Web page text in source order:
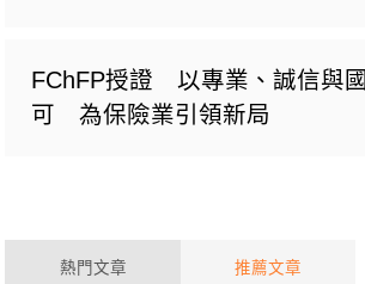
FChFP授證 以專業、誠信與
可 為保險業引領新局
熱門文章 推薦文章